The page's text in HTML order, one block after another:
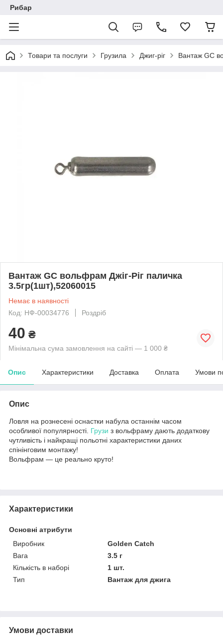
Рибар
Товари та послуги Грузила Джиг-ріг Вантаж GC
Вантаж GC вольфрам Джіг-Ріг паличка
3.5гр(1шт),52060015
Немає в наявності
Код: НФ-00034776
Роздріб
40 ₴
Мінімальна сума замовлення на сайті — 1 000 ₴
Опис Характеристики Доставка Оплата Умови
Опис
Ловля на рознесені оснастки набула останнім часом
особливої популярності. Грузи з вольфраму дають додаткову
чутливість і найкращі польотні характеристики даних
спінінговим монтажу!
Вольфрам — це реально круто!
Характеристики
Основні атрибути
Виробник
Golden Catch
Вага
3.5 г
Кількість в наборі
1 шт.
Тип
Вантаж для джига
Умови доставки